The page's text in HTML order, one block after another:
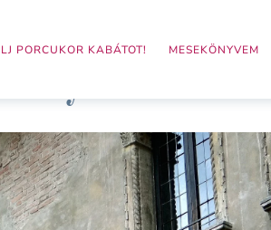
PORCUKOR KABÁTOT! MESEKÖNYVEM
nyaralás